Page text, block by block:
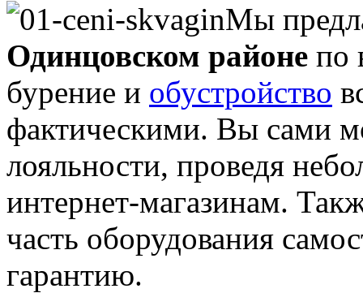
Мы
Одинцовском районе по
бурение и обустройство
фактическими. Вы сами
лояльности, проведя
интернет-магазинам.
часть оборудования
гарантию.